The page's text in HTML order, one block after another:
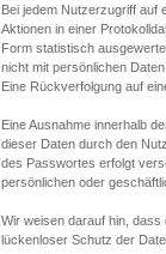
Bei jedem Nutzerzugriff auf
Aktionen in einer
Form statistisch
nicht mit persönlichen
Eine Rückverfolgung auf
Eine Ausnahme innerhalb
dieser Daten durch den
des Passwortes erfolgt
persönlichen oder
Wir weisen darauf hin,
lückenloser Schutz der